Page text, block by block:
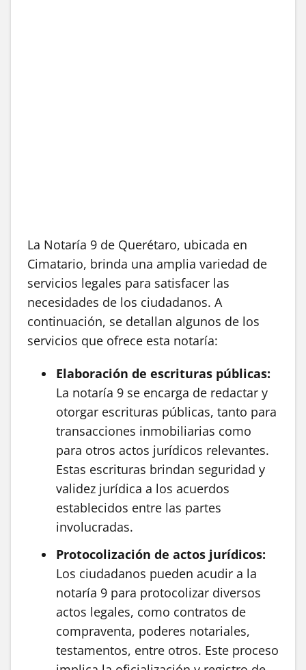
La Notaría 9 de Querétaro, ubicada en
Cimatario, brinda una amplia variedad de
servicios legales para satisfacer las
necesidades de los ciudadanos. A
continuación, se detallan algunos de los
servicios que ofrece esta notaría:
Elaboración de escrituras públicas:
La notaría 9 se encarga de redactar y
otorgar escrituras públicas, tanto para
transacciones inmobiliarias como
para otros actos jurídicos relevantes.
Estas escrituras brindan seguridad y
validez jurídica a los acuerdos
establecidos entre las partes
involucradas.
Protocolización de actos jurídicos:
Los ciudadanos pueden acudir a la
notaría 9 para protocolizar diversos
actos legales, como contratos de
compraventa, poderes notariales,
testamentos, entre otros. Este proceso